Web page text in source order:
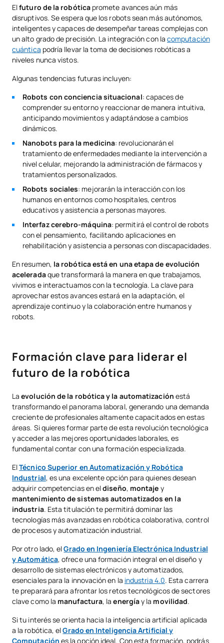
Elfuturo de la robóticapromete avances aún más
disruptivos. Se espera que los robots sean más autónomos,
inteligentes y capaces de desempeñar tareas complejas con
un alto grado de precisión. La integración con la computación
cuántica podría llevar la toma de decisiones robóticas a
niveles nunca vistos.
Algunas tendencias futuras incluyen:
Robots con conciencia situacional: capaces de
comprender su entorno y reaccionar de manera intuitiva,
anticipando movimientos y adaptándose a cambios
dinámicos.
Nanobots para la medicina: revolucionarán el
tratamiento de enfermedades mediante la intervención a
nivel celular, mejorando la administración de fármacos y
tratamientos personalizados.
Robots sociales: mejorarán la interacción con los
humanos en entornos como hospitales, centros
educativos y asistencia a personas mayores.
Interfaz cerebro-máquina: permitirá el control de robots
con el pensamiento, facilitando aplicaciones en
rehabilitación y asistencia a personas con discapacidades.
En resumen, la robótica está en una etapa de evolución
aceleradaque transformará la manera en que trabajamos,
vivimos e interactuamos con la tecnología. La clave para
aprovechar estos avances estará en la adaptación, el
aprendizaje continuo y la colaboración entre humanos y
robots.
Formación clave para liderar el
futuro de la robótica
Laevolución de la robótica y la automatización está
transformando el panorama laboral, generando una demanda
creciente de profesionales altamente capacitados en estas
áreas. Si quieres formar parte de esta revolución tecnológica
y acceder a las mejores oportunidades laborales, es
fundamental contar con una formación especializada.
ElTécnico Superior en Automatización y Robótica
Industrial, es una excelente opción para quienes desean
adquirir competencias en eldiseño, montaje y
mantenimiento de sistemas automatizados en la
industria. Esta titulación te permitirá dominar las
tecnologías más avanzadas en robótica colaborativa, control
de procesos y automatización industrial.
Por otro lado, elGrado en Ingeniería Electrónica Industrial
y Automática, ofrece una formación integral en el diseño y
desarrollo de sistemas electrónicos y automatizados,
esenciales para la innovación en la industria 4.0. Esta carrera
te preparará para afrontar los retos tecnológicos de sectores
clave como la manufactura, laenergíay la movilidad.
Si tu interés se orienta hacia la inteligencia artificial aplicada
a la robótica, elGrado en Inteligencia Artificial y
Computación es la opción ideal. Con esta formación, podrás